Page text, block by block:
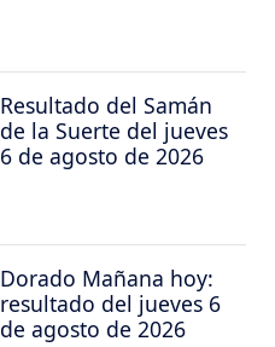
Resultado del Samán
de la Suerte del jueves
6 de agosto de 2026
Dorado Mañana hoy:
resultado del jueves 6
de agosto de 2026